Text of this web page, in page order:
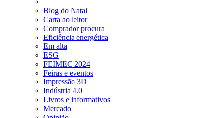
Blog do Natal
Carta ao leitor
Comprador procura
Eficiência energética
Em alta
ESG
FEIMEC 2024
Feiras e eventos
Impressão 3D
Indústria 4.0
Livros e informativos
Mercado